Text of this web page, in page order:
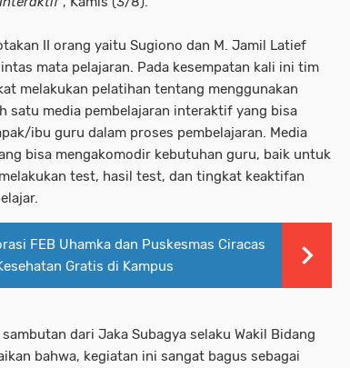
II orang yaitu Sugiono dan M. Jamil Latief
mata pelajaran. Pada kesempatan kali ini tim
melakukan pelatihan tentang menggunakan
satu media pembelajaran interaktif yang bisa
ibu guru dalam proses pembelajaran. Media
bisa mengakomodir kebutuhan guru, baik untuk
test, hasil test, dan tingkat keaktifan
FEB Uhamka dan Puskesmas Ciracas
Gratis di Kampus
dari Jaka Subagya selaku Wakil Bidang
bahwa, kegiatan ini sangat bagus sebagai